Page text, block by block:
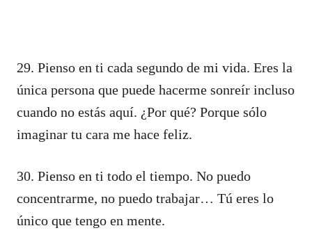
29. Pienso en ti cada segundo de mi vida. Eres la
única persona que puede hacerme sonreír incluso
cuando no estás aquí. ¿Por qué? Porque sólo
imaginar tu cara me hace feliz.
30. Pienso en ti todo el tiempo. No puedo
concentrarme, no puedo trabajar… Tú eres lo
único que tengo en mente.